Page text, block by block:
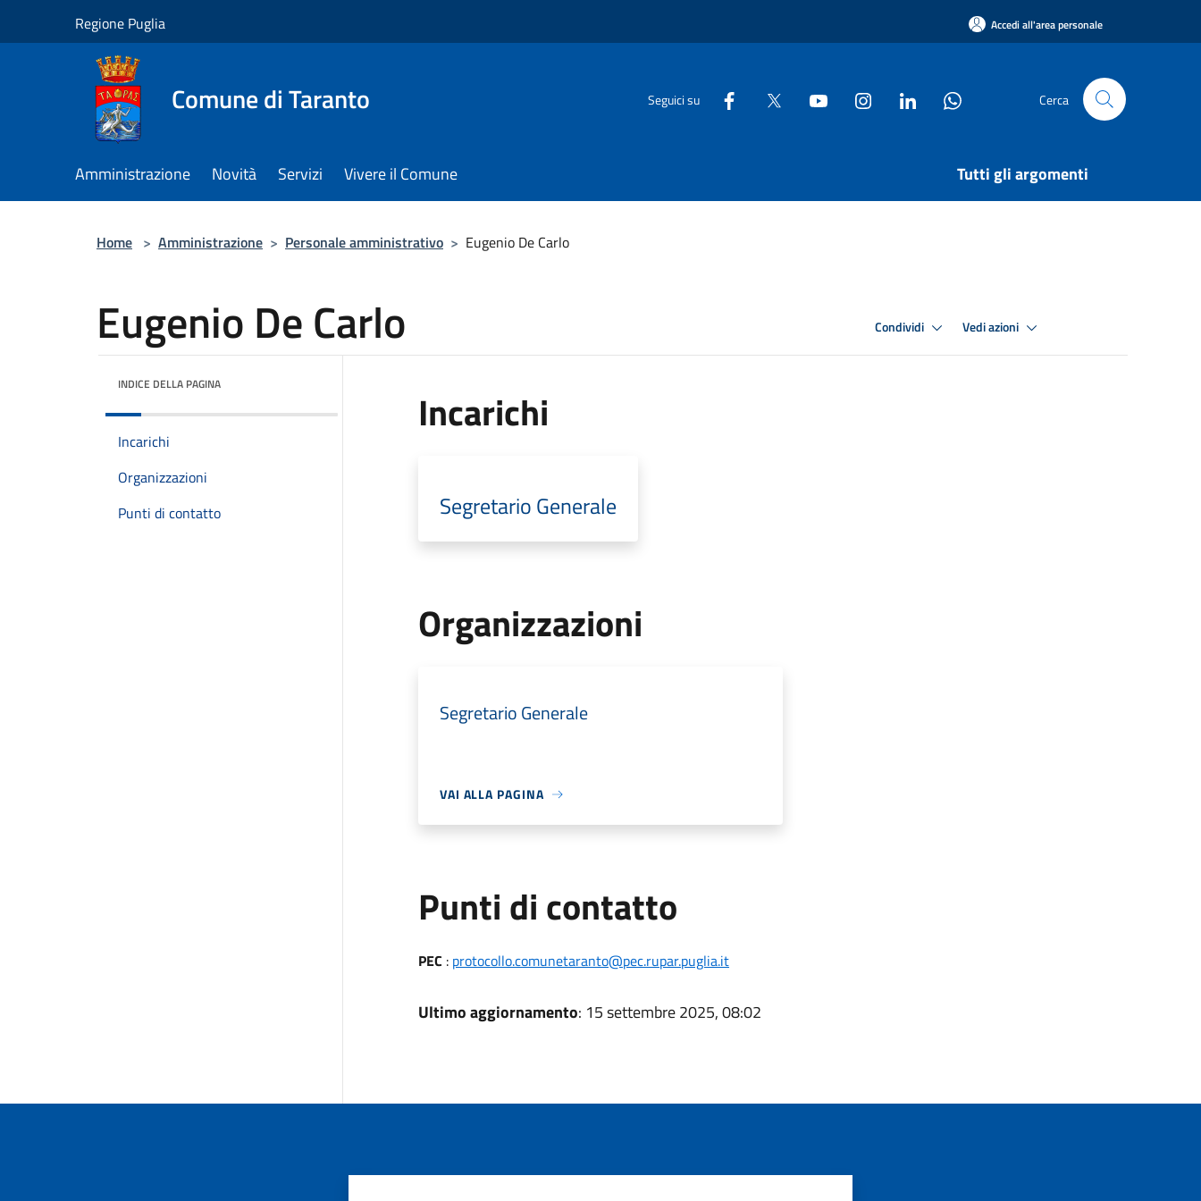
Regione Puglia Accedi all'area personale
Comune di Taranto Seguici su Cerca
Amministrazione Novità Servizi Vivere il Comune Tutti gli argomenti
Home > Amministrazione > Personale amministrativo > Eugenio De Carlo
Eugenio De Carlo Condividi Vedi azioni
INDICE DELLA PAGINA
Incarichi
Organizzazioni
Punti di contatto
Incarichi
Segretario Generale
Organizzazioni
Segretario Generale
VAI ALLA PAGINA
Punti di contatto
PEC : protocollo.comunetaranto@pec.rupar.puglia.it
Ultimo aggiornamento: 15 settembre 2025, 08:02